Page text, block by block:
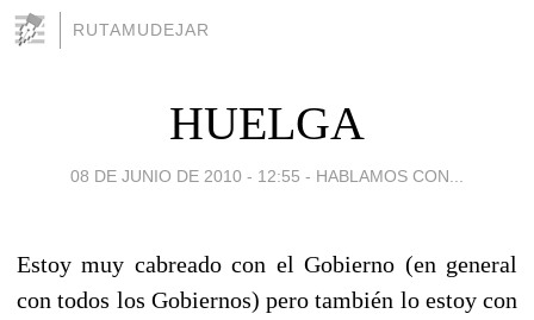
RUTAMUDEJAR
HUELGA
08 DE JUNIO DE 2010 - 12:55 - HABLAMOS CON...
Estoy muy cabreado con el Gobierno (en general
con todos los Gobiernos) pero también lo estoy con